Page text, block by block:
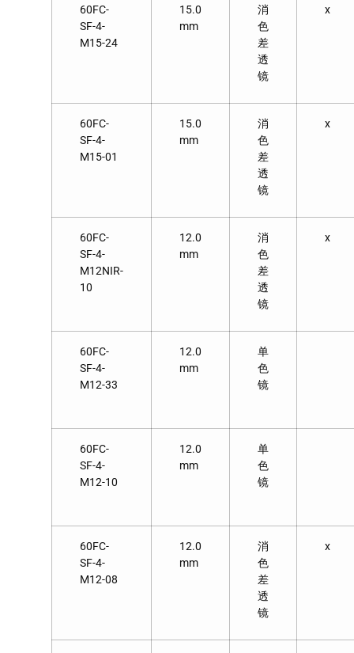
60FC-
SF-4-
M15-24
15.0
mm
消
色
差
透
镜
x
60FC-
SF-4-
M15-01
15.0
mm
消
色
差
透
镜
x
60FC-
SF-4-
M12NIR-
10
12.0
mm
消
色
差
透
镜
x
60FC-
SF-4-
M12-33
12.0
mm
单
色
镜
60FC-
SF-4-
M12-10
12.0
mm
单
色
镜
60FC-
SF-4-
M12-08
12.0
mm
消
色
差
透
镜
x